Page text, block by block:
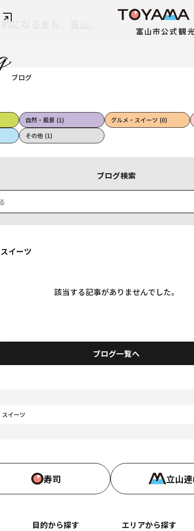
になるまち、富山。
ブログ
自然・風景 (1) グルメ・スイーツ (0)
その他 (1)
ブログ検索
イーツ
該当する記事がありませんでした。
ブログ一覧へ
イーツ
寿司 立山
目的から探す エリアから探す